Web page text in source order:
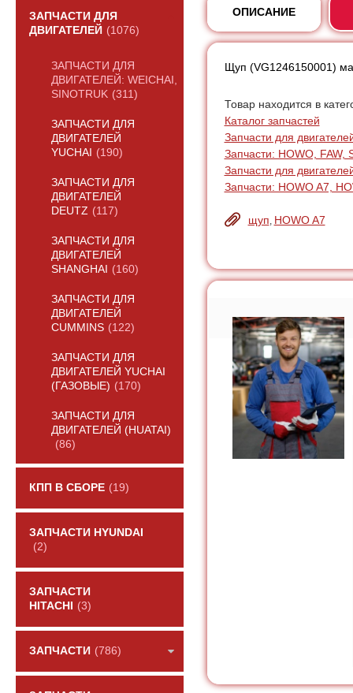
ЗАПЧАСТИ ДЛЯ
ДВИГАТЕЛЕЙ (1076)
ЗАПЧАСТИ ДЛЯ
ДВИГАТЕЛЕЙ: WEICHAI,
SINOTRUK (311)
ЗАПЧАСТИ ДЛЯ
ДВИГАТЕЛЕЙ
YUCHAI (190)
ЗАПЧАСТИ ДЛЯ
ДВИГАТЕЛЕЙ
DEUTZ (117)
ЗАПЧАСТИ ДЛЯ
ДВИГАТЕЛЕЙ
SHANGHAI (160)
ЗАПЧАСТИ ДЛЯ
ДВИГАТЕЛЕЙ
CUMMINS (122)
ЗАПЧАСТИ ДЛЯ
ДВИГАТЕЛЕЙ YUCHAI
(ГАЗОВЫЕ) (170)
ЗАПЧАСТИ ДЛЯ
ДВИГАТЕЛЕЙ (HUATAI)
(86)
КПП В СБОРЕ (19)
ЗАПЧАСТИ HYUNDAI
(2)
ЗАПЧАСТИ
HITACHI
(3)
ЗАПЧАСТИ (786)
ОПИСАНИЕ
Щуп (VG1246150001)
Товар находится в
Каталог запчастей
Запчасти для
Запчасти: HOWO, FAW,
Запчасти для
Запчасти: HOWO A7,
щуп HOWO A7